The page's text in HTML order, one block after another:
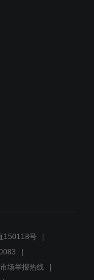
150118号
场举报热线